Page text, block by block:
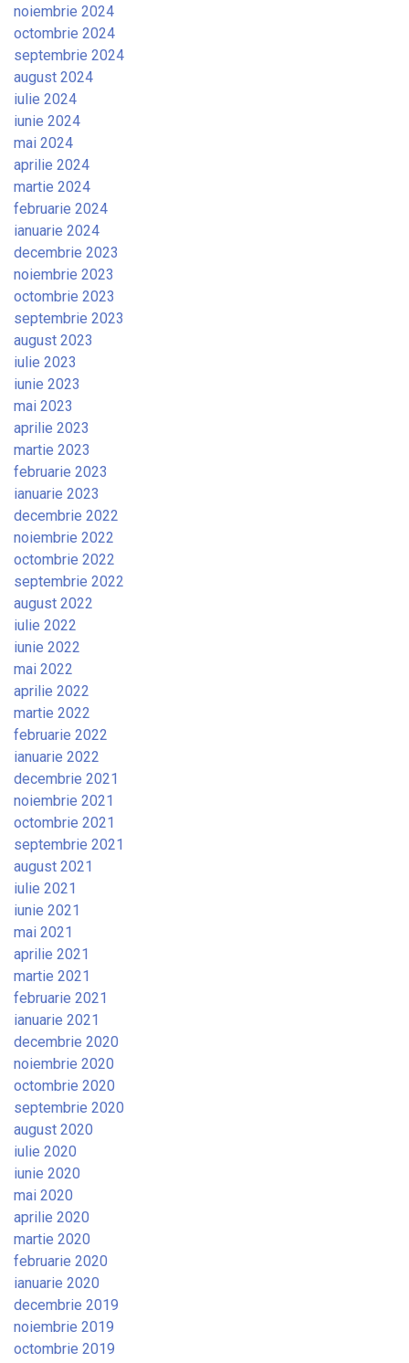
noiembrie 2024
octombrie 2024
septembrie 2024
august 2024
iulie 2024
iunie 2024
mai 2024
aprilie 2024
martie 2024
februarie 2024
ianuarie 2024
decembrie 2023
noiembrie 2023
octombrie 2023
septembrie 2023
august 2023
iulie 2023
iunie 2023
mai 2023
aprilie 2023
martie 2023
februarie 2023
ianuarie 2023
decembrie 2022
noiembrie 2022
octombrie 2022
septembrie 2022
august 2022
iulie 2022
iunie 2022
mai 2022
aprilie 2022
martie 2022
februarie 2022
ianuarie 2022
decembrie 2021
noiembrie 2021
octombrie 2021
septembrie 2021
august 2021
iulie 2021
iunie 2021
mai 2021
aprilie 2021
martie 2021
februarie 2021
ianuarie 2021
decembrie 2020
noiembrie 2020
octombrie 2020
septembrie 2020
august 2020
iulie 2020
iunie 2020
mai 2020
aprilie 2020
martie 2020
februarie 2020
ianuarie 2020
decembrie 2019
noiembrie 2019
octombrie 2019